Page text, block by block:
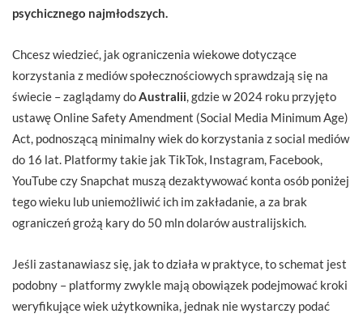
psychicznego najmłodszych.
Chcesz wiedzieć, jak ograniczenia wiekowe dotyczące
korzystania z mediów społecznościowych sprawdzają się na
świecie – zaglądamy do Australii , gdzie w 2024 roku przyjęto
ustawę Online Safety Amendment (Social Media Minimum Age)
Act, podnoszącą minimalny wiek do korzystania z social mediów
do 16 lat. Platformy takie jak TikTok, Instagram, Facebook,
YouTube czy Snapchat muszą dezaktywować konta osób poniżej
tego wieku lub uniemożliwić ich im zakładanie, a za brak
ograniczeń grożą kary do 50 mln dolarów australijskich.
Jeśli zastanawiasz się, jak to działa w praktyce, to schemat jest
podobny – platformy zwykle mają obowiązek podejmować kroki
weryfikujące wiek użytkownika, jednak nie wystarczy podać